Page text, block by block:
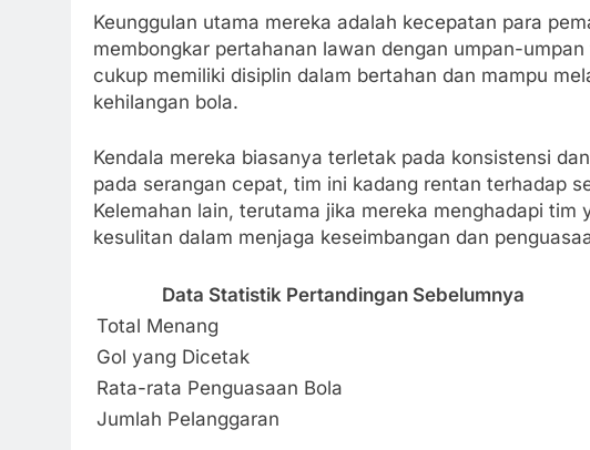
Keunggulan utama mereka adalah kecepatan para
membongkar pertahanan lawan dengan umpan-
cukup memiliki disiplin dalam bertahan dan mampu
kehilangan bola.
Kendala mereka biasanya terletak pada konsistensi
pada serangan cepat, tim ini kadang rentan terhadap
Kelemahan lain, terutama jika mereka menghadapi
kesulitan dalam menjaga keseimbangan dan
Data Statistik Pertandingan Sebelumnya
Total Menang
Gol yang Dicetak
Rata-rata Penguasaan Bola
Jumlah Pelanggaran